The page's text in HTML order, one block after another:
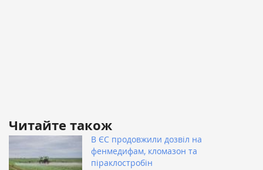
Читайте також
В ЄС продовжили дозвіл на
фенмедифам, кломазон та
піраклостробін